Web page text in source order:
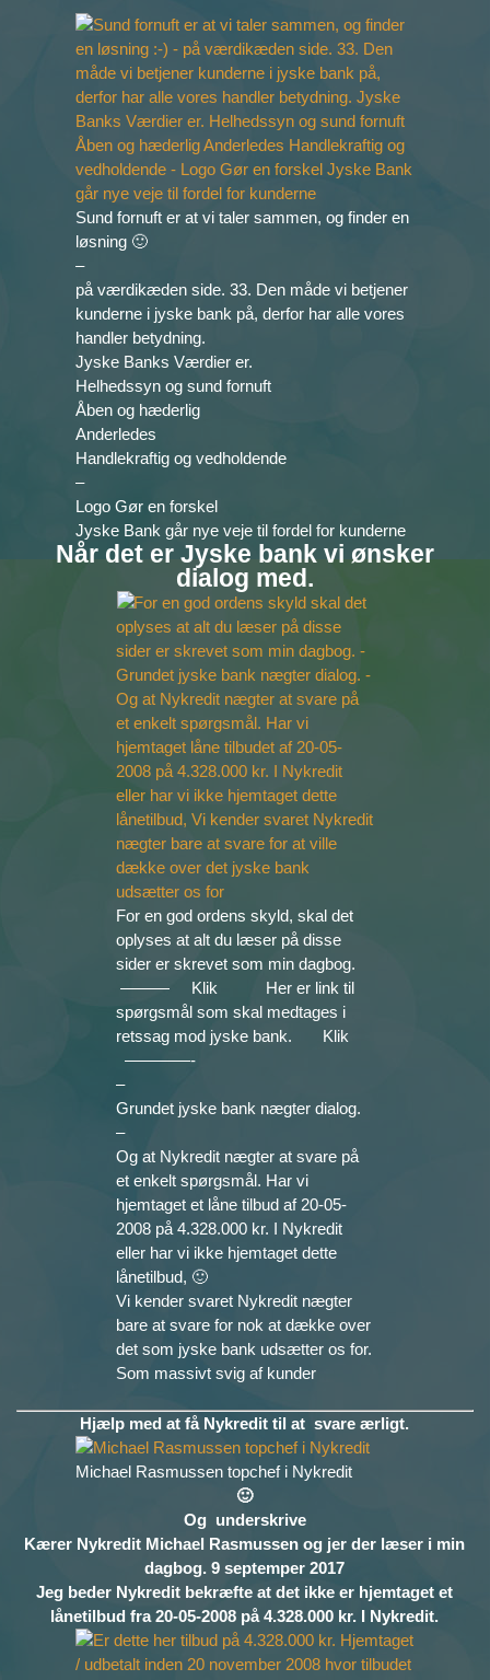
Sund fornuft er at vi taler sammen, og finder en
løsning 🙂
–
på værdikæden side. 33. Den måde vi betjener
kunderne i jyske bank på, derfor har alle vores
handler betydning.
Jyske Banks Værdier er.
Helhedssyn og sund fornuft
Åben og hæderlig
Anderledes
Handlekraftig og vedholdende
–
Logo Gør en forskel
Jyske Bank går nye veje til fordel for kunderne
Når det er Jyske bank vi ønsker
dialog med.
For en god ordens skyld, skal det
oplyses at alt du læser på disse
sider er skrevet som min dagbog.
——— Klik Her er link til
spørgsmål som skal medtages i
retssag mod jyske bank. Klik
————-
–
Grundet jyske bank nægter dialog.
–
Og at Nykredit nægter at svare på
et enkelt spørgsmål. Har vi
hjemtaget et låne tilbud af 20-05-
2008 på 4.328.000 kr. I Nykredit
eller har vi ikke hjemtaget dette
lånetilbud, 🙂
Vi kender svaret Nykredit nægter
bare at svare for nok at dække over
det som jyske bank udsætter os for.
Som massivt svig af kunder
Hjælp med at få Nykredit til at svare ærligt.
Michael Rasmussen topchef i Nykredit
🙂
Og underskrive
Kærer Nykredit Michael Rasmussen og jer der læser i min
dagbog. 9 septemper 2017
Jeg beder Nykredit bekræfte at det ikke er hjemtaget et
lånetilbud fra 20-05-2008 på 4.328.000 kr. I Nykredit.